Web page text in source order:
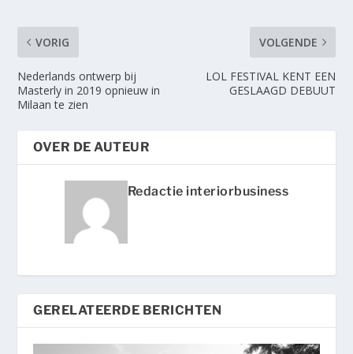
VORIG
Nederlands ontwerp bij
Masterly in 2019 opnieuw in
Milaan te zien
VOLGENDE
LOL FESTIVAL KENT EEN
GESLAAGD DEBUUT
OVER DE AUTEUR
Redactie interiorbusiness
GERELATEERDE BERICHTEN